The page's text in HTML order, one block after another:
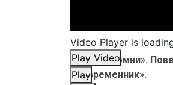
Video Player is
Play Video
Play
«Живи и помни».
«Современник».